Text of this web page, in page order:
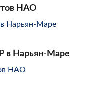
НАО
в Нарьян-Маре